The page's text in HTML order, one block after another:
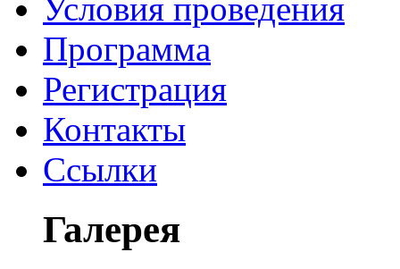
Условия проведения
Программа
Регистрация
Контакты
Ссылки
Галерея